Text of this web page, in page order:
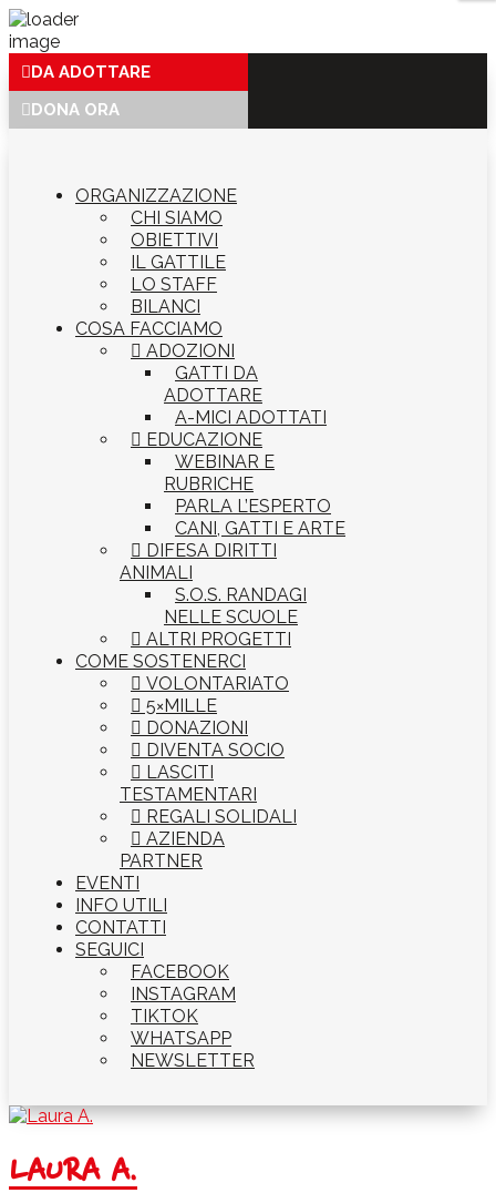
DA ADOTTARE
DONA ORA
ORGANIZZAZIONE
CHI SIAMO
OBIETTIVI
IL GATTILE
LO STAFF
BILANCI
COSA FACCIAMO
 ADOZIONI
GATTI DA
ADOTTARE
A-MICI ADOTTATI
 EDUCAZIONE
WEBINAR E
RUBRICHE
PARLA L’ESPERTO
CANI, GATTI E ARTE
 DIFESA DIRITTI
ANIMALI
S.O.S. RANDAGI
NELLE SCUOLE
 ALTRI PROGETTI
COME SOSTENERCI
 VOLONTARIATO
 5×MILLE
 DONAZIONI
 DIVENTA SOCIO
 LASCITI
TESTAMENTARI
 REGALI SOLIDALI
 AZIENDA
PARTNER
EVENTI
INFO UTILI
CONTATTI
SEGUICI
FACEBOOK
INSTAGRAM
TIKTOK
WHATSAPP
NEWSLETTER
LAURA A.